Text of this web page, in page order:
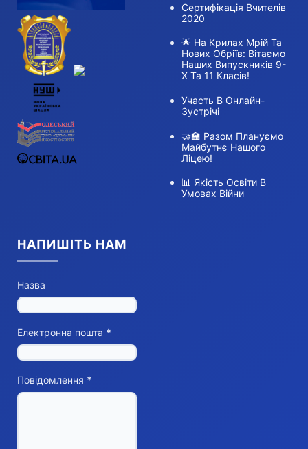
Сертифікація Вчителів
2020
🌟 На Крилах Мрій Та
Нових Обріїв: Вітаємо
Наших Випускників 9-
Х Та 11 Класів!
Участь В Онлайн-
Зустрічі
🤝🏫 Разом Плануємо
Майбутнє Нашого
Ліцею!
📊 Якість Освіти В
Умовах Війни
НАПИШІТЬ НАМ
Назва
Електронна пошта *
Повідомлення *